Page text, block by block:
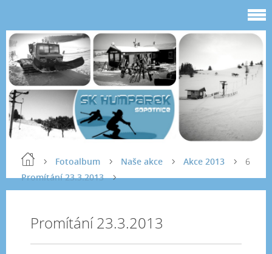
Fotoalbum Naše akce
Akce 2013
Promítání 23.3.2013
6
Promítání 23.3.2013